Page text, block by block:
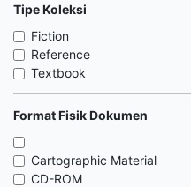
Tipe Koleksi
Fiction
Reference
Textbook
Format Fisik Dokumen
Cartographic Material
CD-ROM